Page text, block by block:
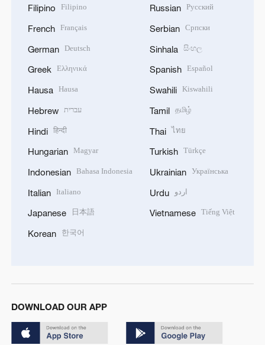
Filipino Filipino
French Français
German Deutsch
Greek Ελληνικά
Hausa Hausa
Hebrew עברית
Hindi हिन्दी
Hungarian Magyar
Indonesian Bahasa Indonesia
Italian Italiano
Japanese 日本語
Korean 한국어
Russian Русский
Serbian Српски
Sinhala සිංහල
Spanish Español
Swahili Kiswahili
Tamil தமிழ்
Thai ไทย
Turkish Türkçe
Ukrainian Українська
Urdu اردو
Vietnamese Tiếng Việt
DOWNLOAD OUR APP